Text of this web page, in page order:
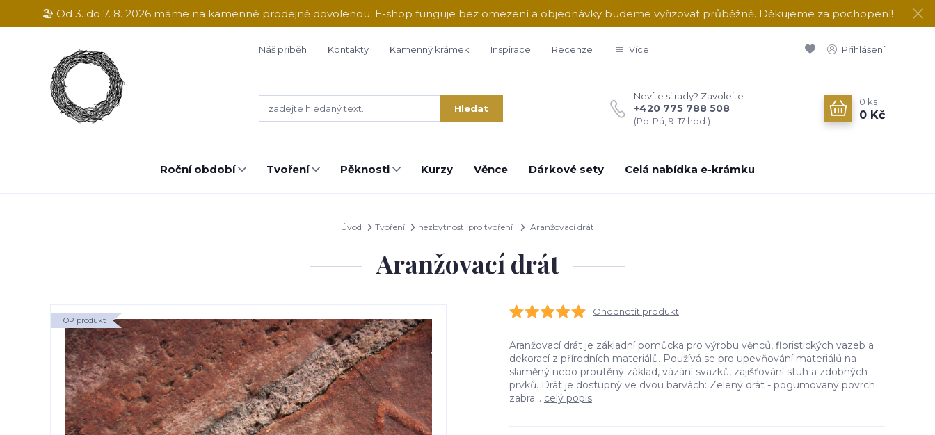
🏖️ Od 3. do 7. 8. 2026 máme na kamenné prodejně dovolenou. E-shop funguje bez omezení a objednávky budeme vyřizovat průběžně. Děkujeme za pochopení!
Náš příběh Kontakty Kamenný krámek Inspirace Recenze Více Přihlášení
Hledat
Nevíte si rady? Zavolejte.
+420 775 788 508
(Po-Pá, 9-17 hod.)
0 ks
0 Kč
Roční období Tvoření Pěknosti Kurzy Věnce Dárkové sety Celá nabídka e-krámku
Úvod Tvoření nezbytnosti pro tvoření Aranžovací drát
Aranžovací drát
TOP produkt
Ohodnotit produkt
Aranžovací drát je základní pomůcka pro výrobu věnců, floristických vazeb a
dekorací z přírodních materiálů. Používá se pro upevňování materiálů na
slaměný nebo proutěný základ, vázání svazků, zajišťování stuh a zdobných
prvků. Drát je dostupný ve dvou barvách: Zelený drát - pogumovaný povrch
zabra... celý popis